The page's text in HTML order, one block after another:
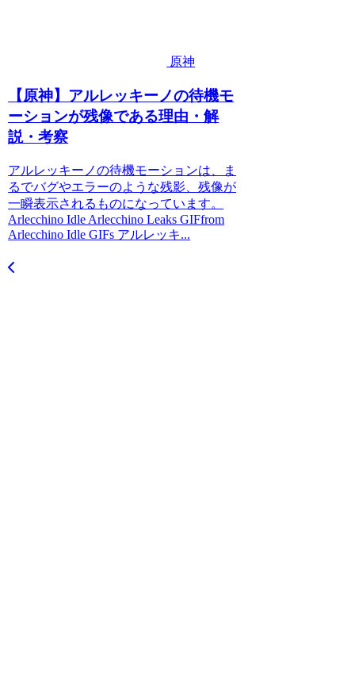
原神
【原神】アルレッキーノの待機モ
ーションが残像である理由・解
説・考察
アルレッキーノの待機モーションは、ま
るでバグやエラーのような残影、残像が
一瞬表示されるものになっています。
Arlecchino Idle Arlecchino Leaks GIFfrom
Arlecchino Idle GIFs アルレッキ...